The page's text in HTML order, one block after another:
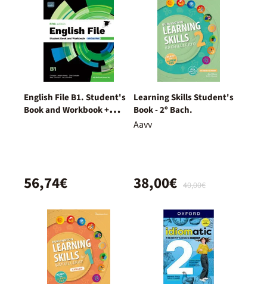
English File B1. Student's
Book and Workbook +
56,74€
Learning Skills Student's
Book - 2º Bach.
Aavv
40,00€
38,00€